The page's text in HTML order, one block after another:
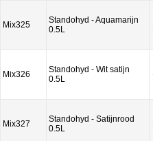
Mix325
Standohyd - Aquamarijn
0.5L
Mix326
Standohyd - Wit satijn
0.5L
Mix327
Standohyd - Satijnrood
0.5L